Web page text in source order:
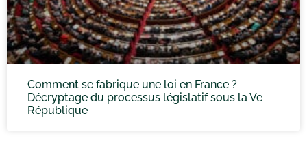
Comment se fabrique une loi en France ?
Décryptage du processus législatif sous la Ve
République